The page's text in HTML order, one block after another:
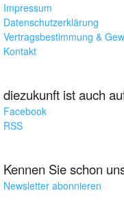
Impressum
Datenschutzerklärung
Vertragsbestimmung &
Kontakt
diezukunft ist auch
Facebook
RSS
Kennen Sie schon
Newsletter abonnieren